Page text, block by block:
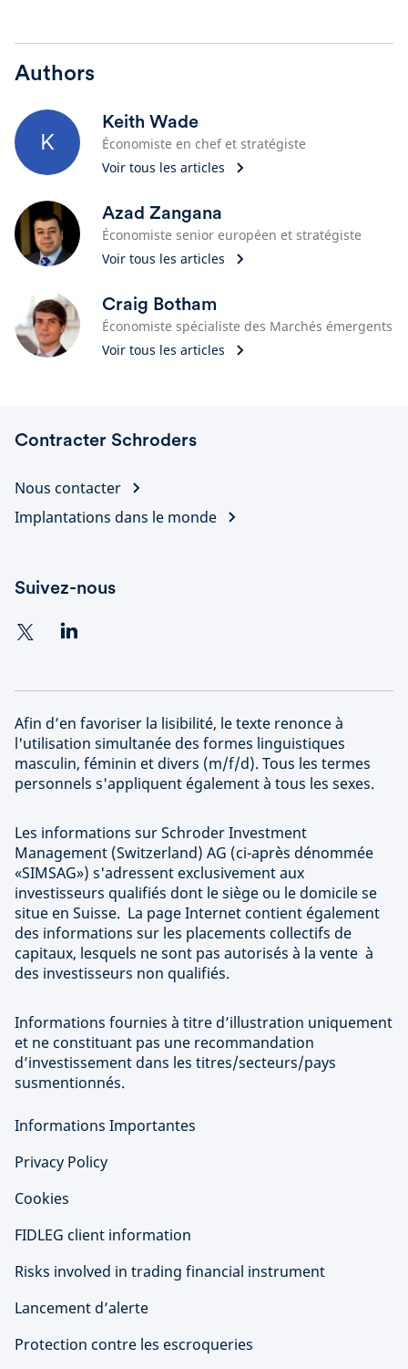
Authors
K
Keith Wade
Économiste en chef et stratégiste
Voir tous les articles
Azad Zangana
Économiste senior européen et stratégiste
Voir tous les articles
Craig Botham
Économiste spécialiste des Marchés émergents
Voir tous les articles
Contracter Schroders
Nous contacter
Implantations dans le monde
Suivez-nous
Afin d’en favoriser la lisibilité, le texte renonce à
l'utilisation simultanée des formes linguistiques
masculin, féminin et divers (m/f/d). Tous les termes
personnels s'appliquent également à tous les sexes.
Les informations sur Schroder Investment
Management (Switzerland) AG (ci-après dénommée
«SIMSAG») s'adressent exclusivement aux
investisseurs qualifiés dont le siège ou le domicile se
situe en Suisse. La page Internet contient également
des informations sur les placements collectifs de
capitaux, lesquels ne sont pas autorisés à la vente à
des investisseurs non qualifiés.
Informations fournies à titre d’illustration uniquement
et ne constituant pas une recommandation
d’investissement dans les titres/secteurs/pays
susmentionnés.
Informations Importantes
Privacy Policy
Cookies
FIDLEG client information
Risks involved in trading financial instrument
Lancement d’alerte
Protection contre les escroqueries